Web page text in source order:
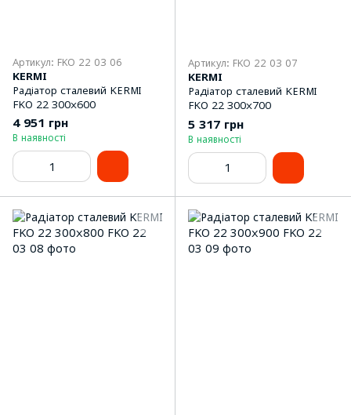
Артикул: FKO 22 03 06
KERMI
Радіатор сталевий KERMI
FKO 22 300x600
4 951 грн
В наявності
Артикул: FKO 22 03 07
KERMI
Радіатор сталевий KERMI
FKO 22 300x700
5 317 грн
В наявності